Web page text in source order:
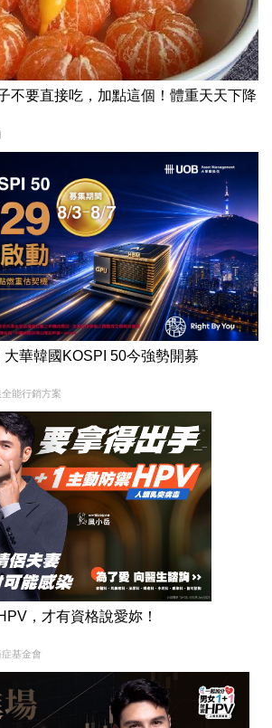
不要直接吃，加點這個！體重天天下降
華韓國KOSPI 50今強勢開募
能行銷方案
，才有資格說愛妳！
基金會